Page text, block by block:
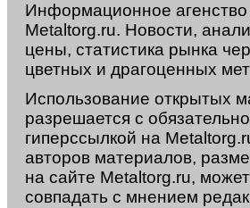
Информационное агенство
Metaltorg.ru. Новости,
цены, статистика рынка
цветных и драгоценных
Использование открытых
разрешается с
гиперссылкой на
авторов материалов,
на сайте Metaltorg.ru,
совпадать с мнением